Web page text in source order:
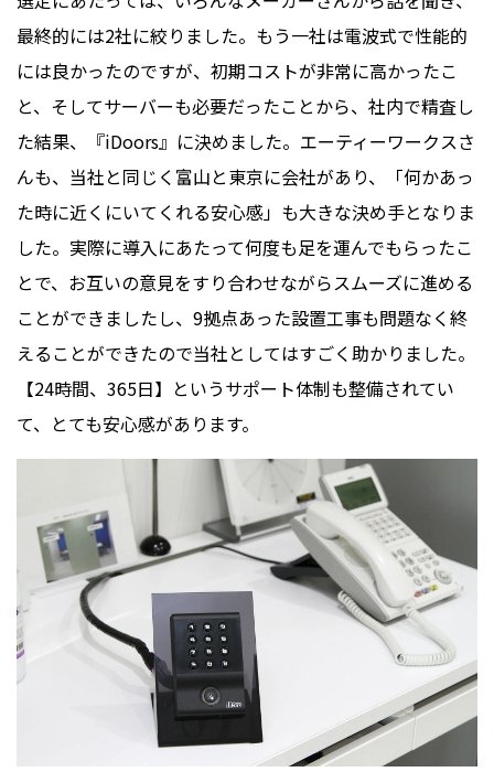
最終的には2社に絞りました。もう一社は電波式で性能的
には良かったのですが、初期コストが非常に高かったこ
と、そしてサーバーも必要だったことから、社内で精査し
た結果、『iDoors︎』に決めました。エーティーワークスさ
んも、当社と同じく富山と東京に会社があり、「何かあっ
た時に近くにいてくれる安心感」も大きな決め手となりま
した。実際に導入にあたって何度も足を運んでもらったこ
とで、お互いの意見をすり合わせながらスムーズに進める
ことができましたし、9拠点あった設置工事も問題なく終
えることができたので当社としてはすごく助かりました。
【24時間、365日】というサポート体制も整備されてい
て、とても安心感があります。